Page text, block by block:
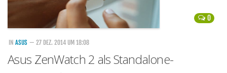
0
IN ASUS — 27 DEZ. 2014 UM 18:08
Asus ZenWatch 2 als Standalone-